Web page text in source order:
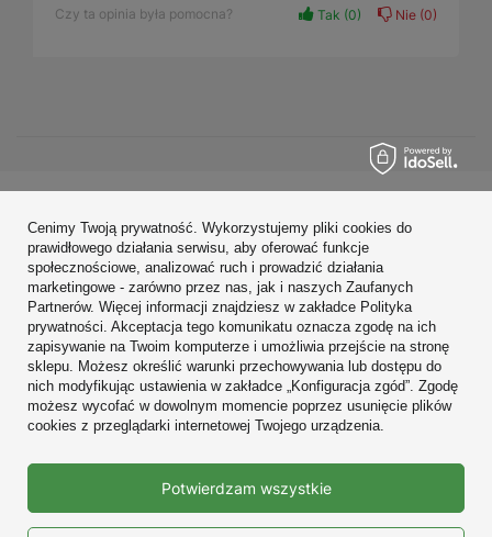
Czy ta opinia była pomocna? Tak 0 Nie 0
Zamówienia
Konto
Regulaminy
Zobacz również
W sklepie prezentujemy ceny brutto (z VAT).
Cenimy Twoją prywatność. Wykorzystujemy pliki cookies do
prawidłowego działania serwisu, aby oferować funkcje
społecznościowe, analizować ruch i prowadzić działania
marketingowe - zarówno przez nas, jak i naszych Zaufanych
Partnerów. Więcej informacji znajdziesz w zakładce Polityka
prywatności. Akceptacja tego komunikatu oznacza zgodę na ich
zapisywanie na Twoim komputerze i umożliwia przejście na stronę
sklepu. Możesz określić warunki przechowywania lub dostępu do
nich modyfikując ustawienia w zakładce „Konfiguracja zgód”. Zgodę
możesz wycofać w dowolnym momencie poprzez usunięcie plików
cookies z przeglądarki internetowej Twojego urządzenia.
Potwierdzam wszystkie